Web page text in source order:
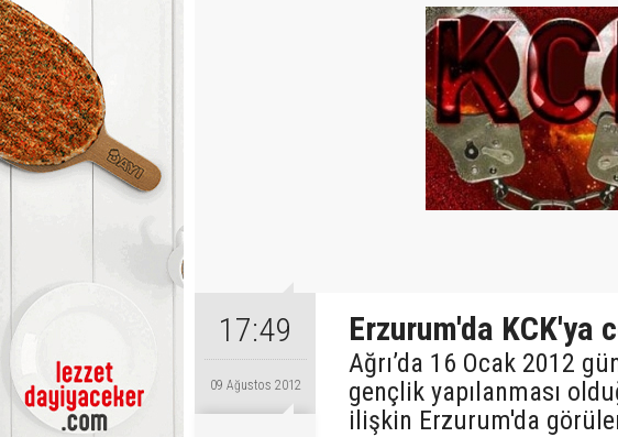
17:49
09 Ağustos 2012
Erzurum'da KCK'ya
Ağrı’da 16 Ocak 2012
gençlik yapılanması
ilişkin Erzurum'da